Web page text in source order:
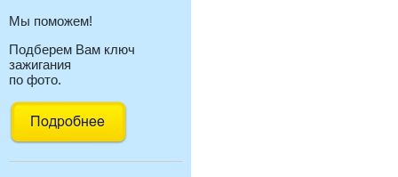
Мы поможем!
Подберем Вам ключ
зажигания
по фото.